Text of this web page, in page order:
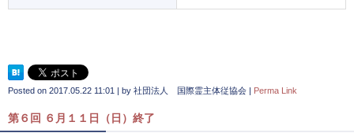
Posted on 2017.05.22 11:01 by 社団法人 国際霊主体従協会 Perma Link
第６回 ６月１１日（日）終了